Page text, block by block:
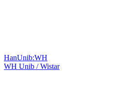
HanUnib:WH
WH Unib / Wistar